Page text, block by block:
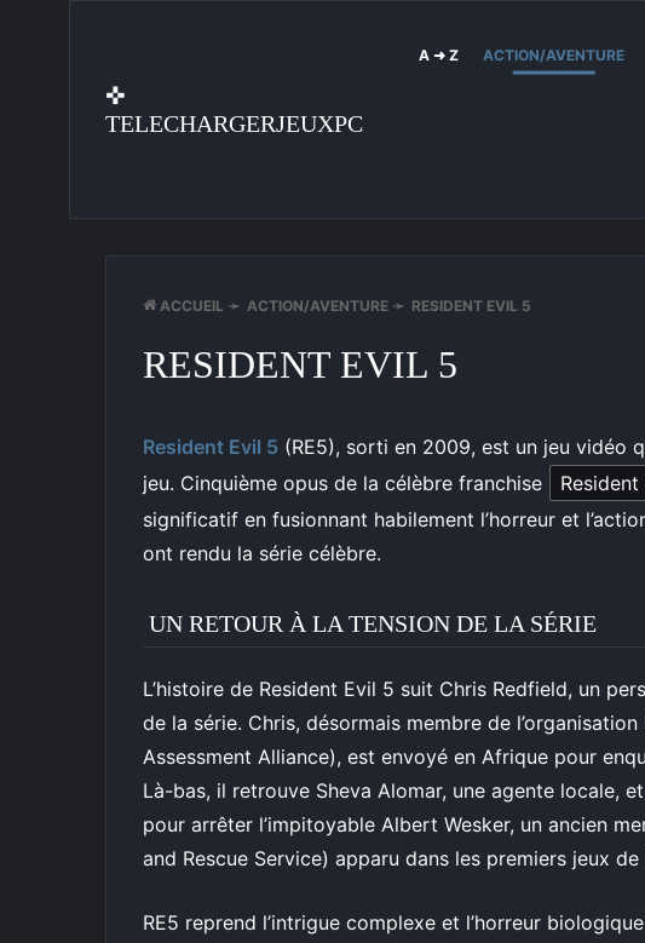
✜
TELECHARGERJEUXPC
A ➜ Z ACTION/AVENTURE
ACCUEIL ➛ ACTION/AVENTURE ➛ RESIDENT EVIL 5
RESIDENT EVIL 5
Resident Evil 5 (RE5), sorti en 2009, est un jeu vidéo
jeu. Cinquième opus de la célèbre franchise
Resident
significatif en fusionnant habilement l’horreur et
ont rendu la série célèbre.
UN RETOUR À LA TENSION DE LA SÉRIE
L’histoire de Resident Evil 5 suit Chris Redfield, un
de la série. Chris, désormais membre de
Assessment Alliance), est envoyé en Afrique pour
Là-bas, il retrouve Sheva Alomar, une agente locale,
pour arrêter l’impitoyable Albert Wesker, un ancien
and Rescue Service) apparu dans les premiers jeux de
RE5 reprend l’intrigue complexe et l’horreur